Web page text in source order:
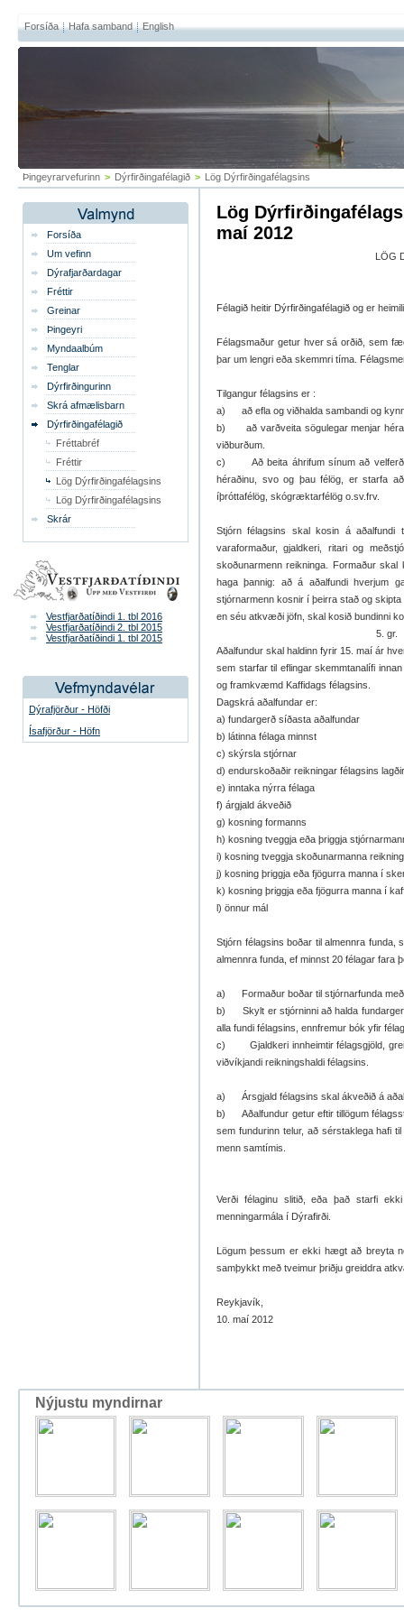
Forsíða Hafa samband English
Þingeyrarvefurinn > Dýrfirðingafélagið > Lög Dýrfirðingafélagsins
Forsíða
Um vefinn
Dýrafjarðardagar
Fréttir
Greinar
Þingeyri
Myndaalbúm
Tenglar
Dýrfirðingurinn
Skrá afmælisbarn
Dýrfirðingafélagið
Fréttabréf
Fréttir
Lög Dýrfirðingafélagsins
Lög Dýrfirðingafélagsins
Skrár
Vestfjarðatíðindi 1. tbl 2016
Vestfjarðatíðindi 2. tbl 2015
Vestfjarðatíðindi 1. tbl 2015
Dýrafjörður - Höfði
Ísafjörður - Höfn
Lög
maí 2012
LÖG
Félagið heitir Dýrfirðingafélagið og er
Félagsmaður getur hver sá orðið, sem
þar um lengri eða skemmri tíma.
Tilgangur félagsins er :
a) að efla og viðhalda sambandi og
b) að varðveita sögulegar menjar
viðburðum.
c) Að beita áhrifum sínum að velferðar
héraðinu, svo og þau félög, er starfa
íþróttafélög, skógræktarfélög o.sv.frv.
Stjórn félagsins skal kosin á
varaformaður, gjaldkeri, ritari og
skoðunarmenn reikninga. Formaður
haga þannig: að á aðalfundi hverjum
stjórnarmenn kosnir í þeirra stað og
en séu atkvæði jöfn, skal kosið bundinni
5. gr.
Aðalfundur skal haldinn fyrir 15. maí ár
sem starfar til eflingar skemmtanalífi
og framkvæmd Kaffidags félagsins.
Dagskrá aðalfundar er:
a) fundargerð síðasta aðalfundar
b) látinna félaga minnst
c) skýrsla stjórnar
d) endurskoðaðir reikningar félagsins
e) inntaka nýrra félaga
f) árgjald ákveðið
g) kosning formanns
h) kosning tveggja eða þriggja
i) kosning tveggja skoðunarmanna
j) kosning þriggja eða fjögurra manna í
k) kosning þriggja eða fjögurra manna í
l) önnur mál
Stjórn félagsins boðar til almennra funda,
almennra funda, ef minnst 20 félagar fara
a) Formaður boðar til stjórnarfunda með
b) Skylt er stjórninni að halda
alla fundi félagsins, ennfremur bók yfir
c) Gjaldkeri innheimtir félagsgjöld,
viðvíkjandi reikningshaldi félagsins.
a) Ársgjald félagsins skal ákveðið á
b) Aðalfundur getur eftir tillögum
sem fundurinn telur, að sérstaklega hafi
menn samtímis.
Verði félaginu slitið, eða það starfi
menningarmála í Dýrafirði.
Lögum þessum er ekki hægt að breyta
samþykkt með tveimur þriðju greiddra
Reykjavík,
10. maí 2012
Nýjustu myndirnar